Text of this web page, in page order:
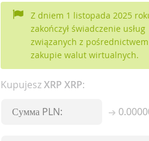
Z dniem 1 listopada 2025
zakończył świadczenie usług
związanych z
zakupie walut wirtualnych.
KupujeszXRP XRP: